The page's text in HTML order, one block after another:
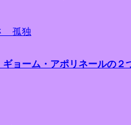
孤独
ギョーム・アポリネールの